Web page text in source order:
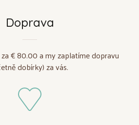
Doprava
€ 80.00 a my zaplatíme dopravu
dobírky) za vás.